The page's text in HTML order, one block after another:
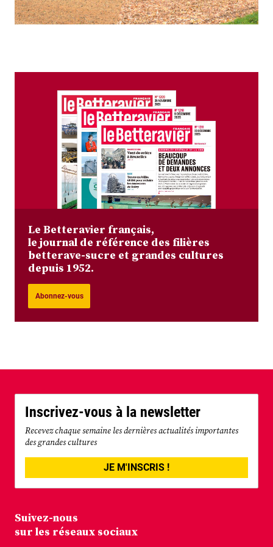
Plus
Le Betteravier français,
le journal de référence des filières
betterave-sucre et grandes cultures
depuis 1952.
Abonnez-vous
Inscrivez-vous à la newsletter
Recevez chaque semaine les dernières actualités importantes
des grandes cultures
JE M'INSCRIS !
Suivez-nous
sur les réseaux sociaux